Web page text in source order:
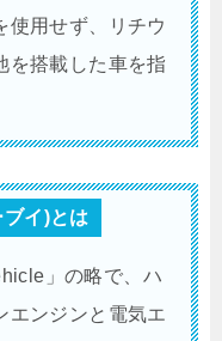
使用せず、リチウ
を搭載した車を指
イ)とは
」の略で、ハ
エンジンと電気エ